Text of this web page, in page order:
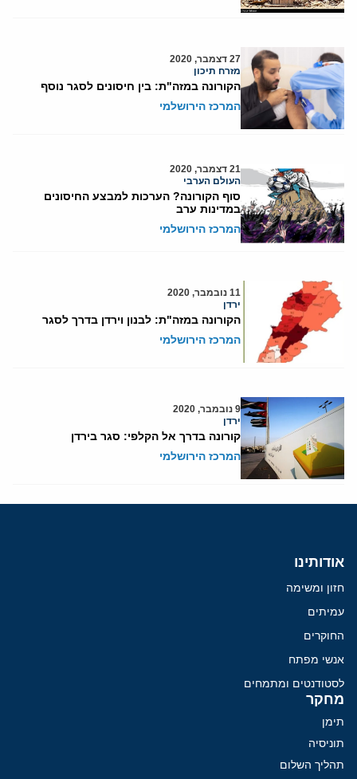
27 דצמבר, 2020
מזרח תיכון
הקורונה במזה"ת: בין חיסונים לסגר נוסף
המרכז הירושלמי
21 דצמבר, 2020
העולם הערבי
סוף הקורונה? הערכות למבצע החיסונים
במדינות ערב
המרכז הירושלמי
11 נובמבר, 2020
ירדן
הקורונה במזה"ת: לבנון וירדן בדרך לסגר
המרכז הירושלמי
9 נובמבר, 2020
ירדן
קורונה בדרך אל הקלפי: סגר בירדן
המרכז הירושלמי
אודותינו
חזון ומשימה
עמיתים
החוקרים
אנשי מפתח
לסטודנטים ומתמחים
מחקר
תימן
תוניסיה
תהליך השלום